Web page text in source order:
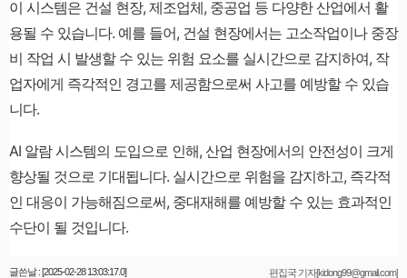
이 시스템은 건설 현장, 제조업체, 중공업 등 다양한 산업에서 활
용될 수 있습니다. 예를 들어, 건설 현장에서는 고소작업이나 중장
비 작업 시 발생할 수 있는 위험 요소를 실시간으로 감지하여, 작
업자에게 즉각적인 경고를 제공함으로써 사고를 예방할 수 있습
니다.
AI 알람 시스템의 도입으로 인해, 산업 현장에서의 안전성이 크게
향상될 것으로 기대됩니다. 실시간으로 위험을 감지하고, 즉각적
인 대응이 가능해짐으로써, 중대재해를 예방할 수 있는 효과적인
수단이 될 것입니다.
글쓴날 : [2025-02-28 13:03:17.0] 편집국 기자[kidong99@gmail.com]